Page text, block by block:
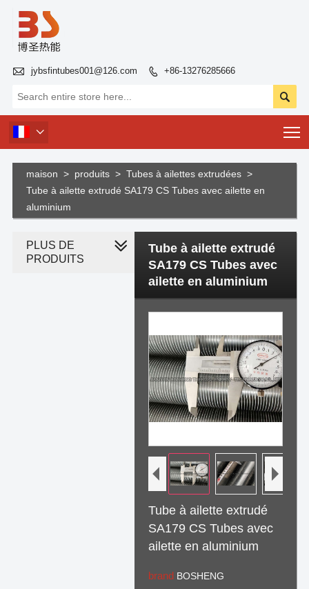
 jybsfintubes001@126.com  +86-13276285666


maison > produits > Tubes à ailettes extrudées >
Tube à ailette extrudé SA179 CS Tubes avec ailette en
aluminium
Tube à ailette extrudé
SA179 CS Tubes avec
ailette en aluminium
Tube à ailette extrudé
SA179 CS Tubes avec
ailette en aluminium
brand BOSHENG
PLUS DE
PRODUITS